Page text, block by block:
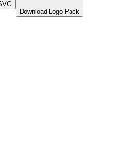
Download Logo Pack